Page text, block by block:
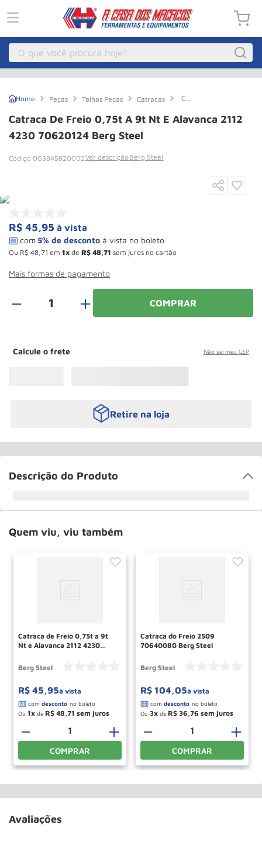
O que você procura hoje?
Peças Talhas Peças Catracas
Catraca
Freio
0,75t
Catraca De Freio 0,75t A 9t Nt E Alavanca 2112
4230 70620124 Berg Steel
003845820002Ver descrição Berg Steel
R$ 45,95 à vista
Ou R$ 48 71 em 1 de R$ 48 71 sem juros no cartão
Mais formas de pagamento
＋ COMPRAR
Calcule o frete Não sei meu CEP
Retire na loja
Descrição do Produto
Quem viu, viu também
Catraca de Freio 0,75t a 9t
Nt e Alavanca 2112 4230
Berg Steel
R$ 45,95à vista
Ou 1 de R$ 48,71
＋
－
COMPRAR
Catraca do Freio 2509
70640080 Berg Steel
Berg Steel
R$ 104,05à vista
Ou 3 de R$ 36,76
＋
－
COMPRAR
Avaliações
Guincho Eletrico
3 º Macaco Hidraulico
8 º Talha
9º Rodizio
10 º